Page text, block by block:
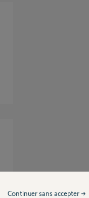
Continuer sans accepter →